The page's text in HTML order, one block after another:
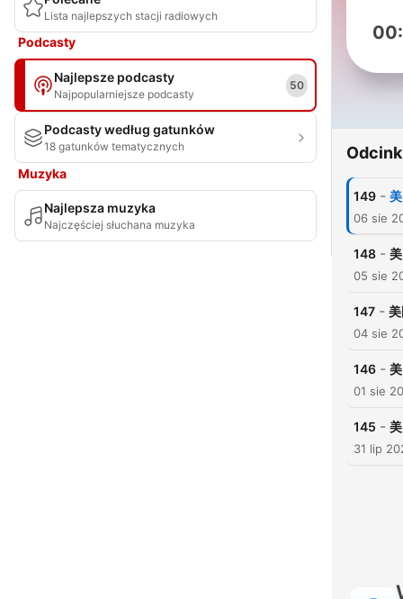
Lista najlepszych stacji radiowych
Podcasty
Najlepsze podcasty
Najpopularniejsze podcasty
50
Podcasty według gatunków
18 gatunków tematycznych
Muzyka
Najlepsza muzyka
Najczęściej słuchana muzyka
149 -
06 sie
148 -
05 sie
147 -
04 sie
146 -
01 sie
145 -
31 lip